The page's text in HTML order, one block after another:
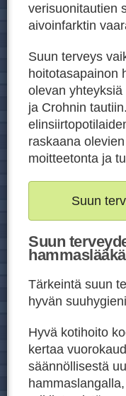
verisuonitautien
aivoinfarktin
Suun terveys
hoitotasapainon
olevan
ja Crohnin
raskaana
moitteetonta ja
Suun
Suun
Tärkeintä suun
hyvän
Hyvä kotihoito
kertaa
säännöllisestä